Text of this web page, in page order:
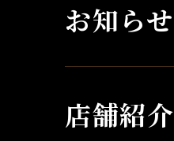
お知らせ
店舗紹介